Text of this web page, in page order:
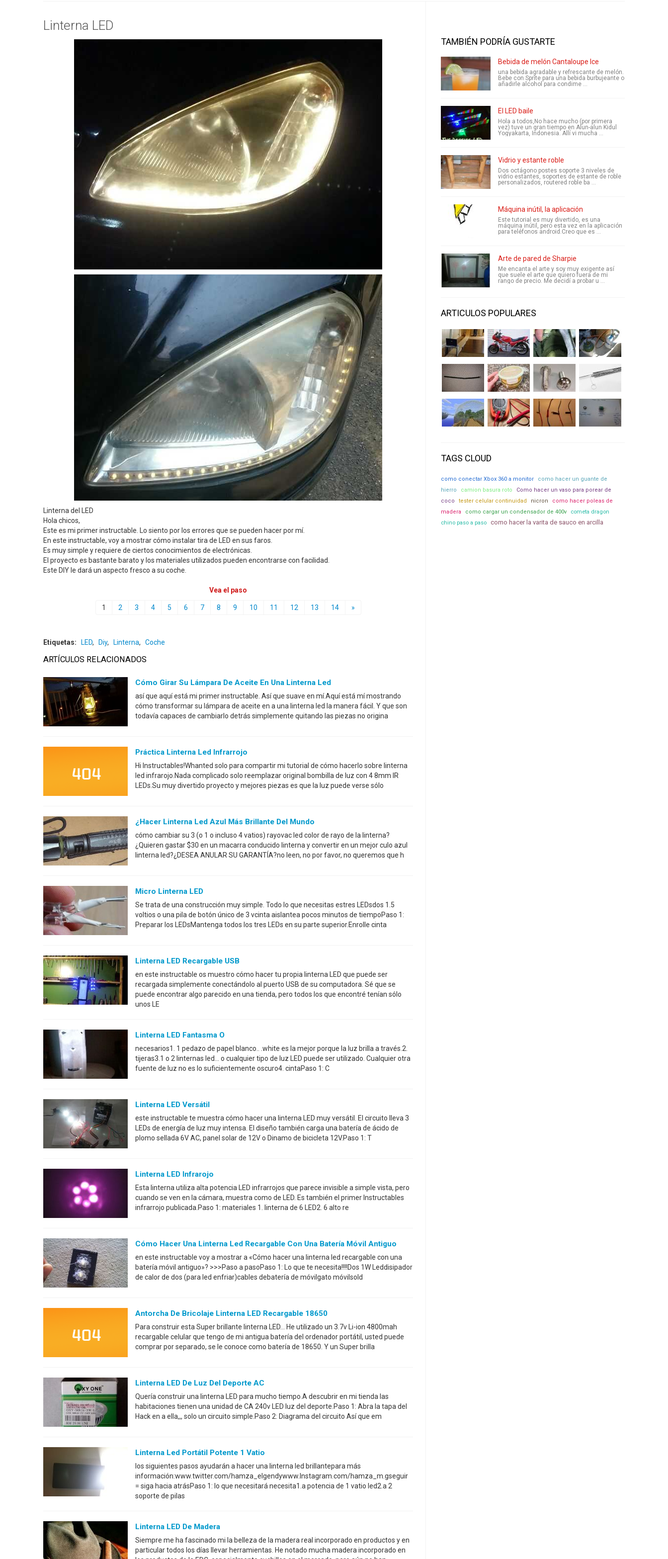
Linterna LED
Linterna del LED
Hola chicos,
Este es mi primer instructable. Lo siento por los errores que se pueden hacer por mí.
En este instructable, voy a mostrar cómo instalar tira de LED en sus faros.
Es muy simple y requiere de ciertos conocimientos de electrónicas.
El proyecto es bastante barato y los materiales utilizados pueden encontrarse con facilidad.
Este DIY le dará un aspecto fresco a su coche.
Vea el paso
1 2 3 4 5 6 7 8 9 10 11 12 13 14 »
Etiquetas: LED, Diy, Linterna, Coche
ARTÍCULOS RELACIONADOS
Cómo Girar Su Lámpara De Aceite En Una Linterna Led
así que aquí está mi primer instructable. Así que suave en mí.Aquí está mí mostrando
cómo transformar su lámpara de aceite en a una linterna led la manera fácil. Y que son
todavía capaces de cambiarlo detrás simplemente quitando las piezas no origina
Práctica Linterna Led Infrarrojo
Hi Instructables!Whanted solo para compartir mi tutorial de cómo hacerlo sobre linterna
led infrarojo.Nada complicado solo reemplazar original bombilla de luz con 4 8mm IR
LEDs.Su muy divertido proyecto y mejores piezas es que la luz puede verse sólo
¿Hacer Linterna Led Azul Más Brillante Del Mundo
cómo cambiar su 3 (o 1 o incluso 4 vatios) rayovac led color de rayo de la linterna?
¿Quieren gastar $30 en un macarra conducido linterna y convertir en un mejor culo azul
linterna led?¿DESEA ANULAR SU GARANTÍA?no leen, no por favor, no queremos que h
Micro Linterna LED
Se trata de una construcción muy simple. Todo lo que necesitas estres LEDsdos 1.5
voltios o una pila de botón único de 3 vcinta aislantea pocos minutos de tiempoPaso 1:
Preparar los LEDsMantenga todos los tres LEDs en su parte superior.Enrolle cinta
Linterna LED Recargable USB
en este instructable os muestro cómo hacer tu propia linterna LED que puede ser
recargada simplemente conectándolo al puerto USB de su computadora. Sé que se
puede encontrar algo parecido en una tienda, pero todos los que encontré tenían sólo
unos LE
Linterna LED Fantasma O
necesarios1. 1 pedazo de papel blanco.. .white es la mejor porque la luz brilla a través.2.
tijeras3.1 o 2 linternas led... o cualquier tipo de luz LED puede ser utilizado. Cualquier otra
fuente de luz no es lo suficientemente oscuro4. cintaPaso 1: C
Linterna LED Versátil
este instructable te muestra cómo hacer una linterna LED muy versátil. El circuito lleva 3
LEDs de energía de luz muy intensa. El diseño también carga una batería de ácido de
plomo sellada 6V AC, panel solar de 12V o Dinamo de bicicleta 12V.Paso 1: T
Linterna LED Infrarojo
Esta linterna utiliza alta potencia LED infrarrojos que parece invisible a simple vista, pero
cuando se ven en la cámara, muestra como de LED. Es también el primer Instructables
infrarrojo publicada.Paso 1: materiales 1. linterna de 6 LED2. 6 alto re
Cómo Hacer Una Linterna Led Recargable Con Una Batería Móvil Antiguo
en este instructable voy a mostrar a «Cómo hacer una linterna led recargable con una
batería móvil antiguo»? >>>Paso a pasoPaso 1: Lo que te necesita!!!!Dos 1W Leddisipador
de calor de dos (para led enfriar)cables debatería de móvilgato móvilsold
Antorcha De Bricolaje Linterna LED Recargable 18650
Para construir esta Super brillante linterna LED... He utilizado un 3.7v Li-ion 4800mah
recargable celular que tengo de mi antigua batería del ordenador portátil, usted puede
comprar por separado, se le conoce como batería de 18650. Y un Super brilla
Linterna LED De Luz Del Deporte AC
Quería construir una linterna LED para mucho tiempo.A descubrir en mi tienda las
habitaciones tienen una unidad de CA 240v LED luz del deporte.Paso 1: Abra la tapa del
Hack en a ella,,, solo un circuito simple.Paso 2: Diagrama del circuito Así que em
Linterna Led Portátil Potente 1 Vatio
los siguientes pasos ayudarán a hacer una linterna led brillantepara más
información:www.twitter.com/hamza_elgendywww.Instagram.com/hamza_m.gseguir
= siga hacia atrásPaso 1: lo que necesitará necesita1.a potencia de 1 vatio led2.a 2
soporte de pilas
Linterna LED De Madera
Siempre me ha fascinado mi la belleza de la madera real incorporado en productos y en
particular todos los días llevar herramientas. He notado mucha madera incorporado en
TAMBIÉN PODRÍA GUSTARTE
Bebida de melón Cantaloupe Ice
una bebida agradable y refrescante de melón.
Bebe con Sprite para una bebida burbujeante o
añadirle alcohol para condime ...
El LED baile
Hola a todos,No hace mucho (por primera
vez) tuve un gran tiempo en Alun-alun Kidul
Yogyakarta, Indonesia. Allí vi mucha ...
Vidrio y estante roble
Dos octágono postes soporte 3 niveles de
vidrio estantes, soportes de estante de roble
personalizados, routered roble ba ...
Máquina inútil, la aplicación
Este tutorial es muy divertido, es una
máquina inútil, pero esta vez en la aplicación
para teléfonos android.Creo que es ...
Arte de pared de Sharpie
Me encanta el arte y soy muy exigente así
que suele el arte que quiero fuera de mi
rango de precio. Me decidí a probar u ...
ARTICULOS POPULARES
TAGS CLOUD
como conectar Xbox 360 a monitor
como hacer un guante de
hierro
camion basura roto
Como hacer un vaso para porear de
coco
tester celular continuidad nicron
como hacer poleas de
madera
como cargar un condensador de 400v
cometa dragon
chino paso a paso
como hacer la varita de sauco en arcilla